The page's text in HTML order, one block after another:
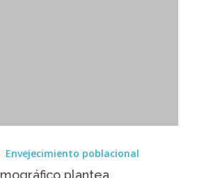
Envejecimiento poblacional
plantea